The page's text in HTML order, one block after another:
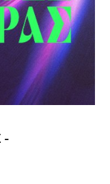
-